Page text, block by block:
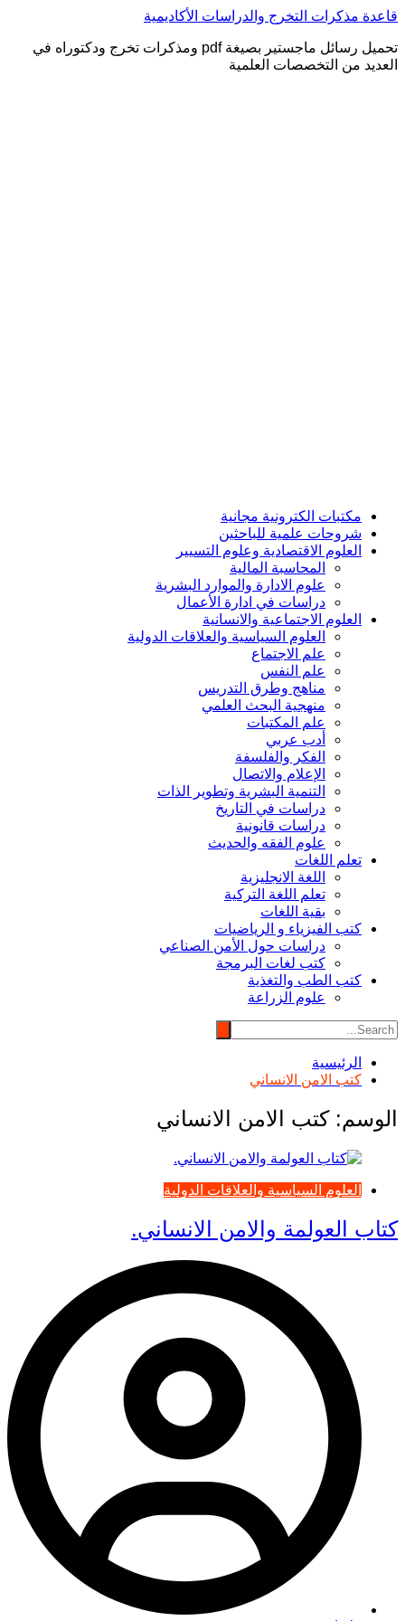
التجاوز
المحتوى
قاعدة مذكرات التخرج والدراسات الأكاديمية
تحميل رسائل ماجستير بصيغة pdf ومذكرات تخرج ودكتوراه في
العديد من التخصصات العلمية
مكتبات الكترونية مجانية
شروحات علمية للباحثين
العلوم الاقتصادية وعلوم التسيير
المحاسبة المالية
علوم الادارة والموارد البشرية
دراسات في ادارة الأعمال
العلوم الاجتماعية والانسانية
العلوم السياسية والعلاقات الدولية
علم الاجتماع
علم النفس
مناهج وطرق التدريس
منهجية البحث العلمي
علم المكتبات
أدب عربي
الفكر والفلسفة
الإعلام والاتصال
التنمية البشرية وتطوير الذات
دراسات في التاريخ
دراسات قانونية
علوم الفقه والحديث
تعلم اللغات
اللغة الانجليزية
تعلم اللغة التركية
بقية اللغات
كتب الفيزياء و الرياضيات
دراسات حول الأمن الصناعي
كتب لغات البرمجة
كتب الطب والتغذية
علوم الزراعة
الرئيسية
كتب الامن الانساني
الوسم:كتب الامن الانساني
العلوم السياسية والعلاقات الدولية
كتاب العولمة والامن الانساني.